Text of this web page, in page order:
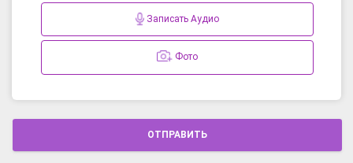
Записать Аудио
Фото
ОТПРАВИТЬ